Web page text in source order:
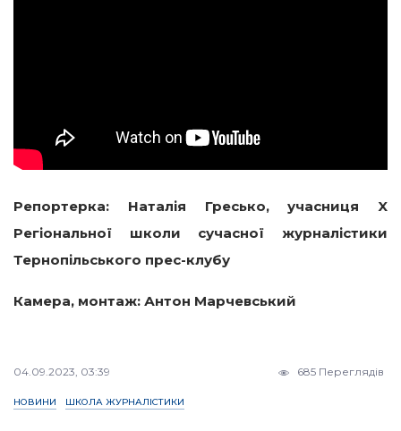
Репортерка: Наталія Гресько, учасниця X
Регіональної школи сучасної журналістики
Тернопільського прес-клубу
Камера, монтаж: Антон Марчевський
04.09.2023, 03:39 685 Переглядів
НОВИНИ ШКОЛА ЖУРНАЛІСТИКИ